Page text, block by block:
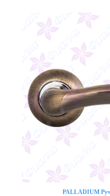
PALLADIUM